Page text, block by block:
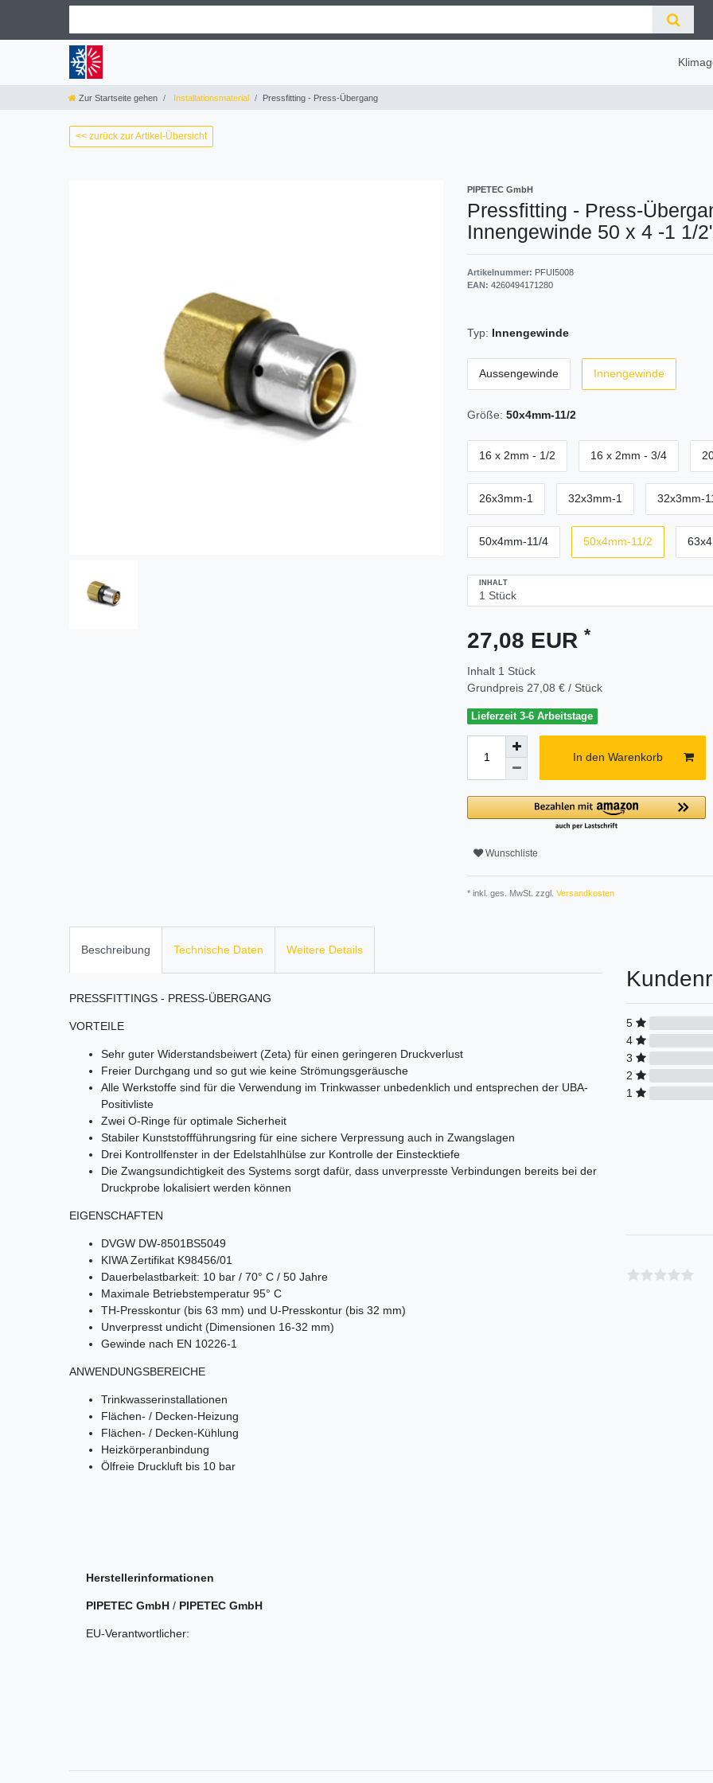
Zur Startseite gehen Installationsmaterial Pressfitting - Press-Übergang
<< zurück zur Artikel-Übersicht
PIPETEC GmbH
Pressfitting - Press-
Innengewinde 50 x 4 -1 1/
Artikelnummer: PFUI5008
EAN: 4260494171280
Typ: Innengewinde
Aussengewinde Innengewinde
Größe: 50x4mm-11/2
16 x 2mm - 1/2 16 x 2mm - 3/4
26x3mm-1 32x3mm-1 32x3mm-
50x4mm-11/4 50x4mm-11/2
INHALT
27,08 EUR *
Inhalt 1 Stück
Grundpreis 27,08 € / Stück
Lieferzeit 3-6 Arbeitstage
In den Warenkorb
Wunschliste
* inkl. ges. MwSt. zzgl. Versandkosten
Beschreibung Technische Daten Weitere Details
PRESSFITTINGS - PRESS-ÜBERGANG
VORTEILE
Sehr guter Widerstandsbeiwert (Zeta) für einen geringeren Druckverlust
Freier Durchgang und so gut wie keine Strömungsgeräusche
Alle Werkstoffe sind für die Verwendung im Trinkwasser unbedenklich und entsprechen der UBA-
Positivliste
Zwei O-Ringe für optimale Sicherheit
Stabiler Kunststoffführungsring für eine sichere Verpressung auch in Zwangslagen
Drei Kontrollfenster in der Edelstahlhülse zur Kontrolle der Einstecktiefe
Die Zwangsundichtigkeit des Systems sorgt dafür, dass unverpresste Verbindungen bereits bei der
Druckprobe lokalisiert werden können
EIGENSCHAFTEN
DVGW DW-8501BS5049
KIWA Zertifikat K98456/01
Dauerbelastbarkeit: 10 bar / 70° C / 50 Jahre
Maximale Betriebstemperatur 95° C
TH-Presskontur (bis 63 mm) und U-Presskontur (bis 32 mm)
Unverpresst undicht (Dimensionen 16-32 mm)
Gewinde nach EN 10226-1
ANWENDUNGSBEREICHE
Trinkwasserinstallationen
Flächen- / Decken-Heizung
Flächen- / Decken-Kühlung
Heizkörperanbindung
Ölfreie Druckluft bis 10 bar
Herstellerinformationen
PIPETEC GmbH / PIPETEC GmbH
EU-Verantwortlicher:
5
4
3
2
1